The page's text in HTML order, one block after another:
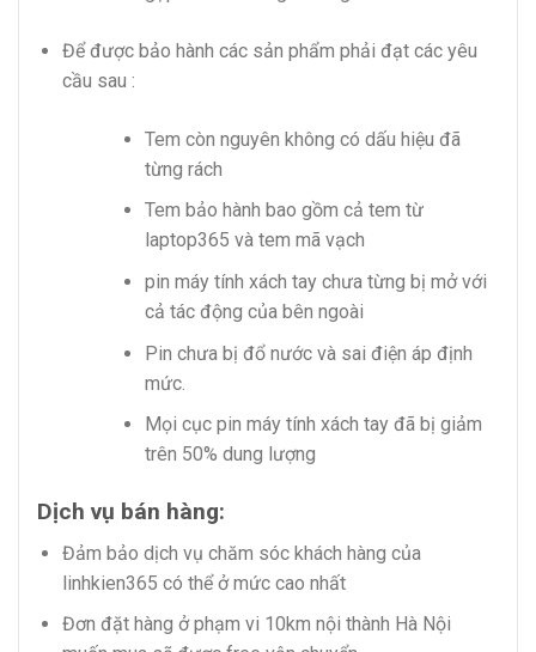
Để được bảo hành các sản phẩm phải đạt các yêu
cầu sau :
Tem còn nguyên không có dấu hiệu đã
từng rách
Tem bảo hành bao gồm cả tem từ
laptop365 và tem mã vạch
pin máy tính xách tay chưa từng bị mở với
cả tác động của bên ngoài
Pin chưa bị đổ nước và sai điện áp định
mức.
Mọi cục pin máy tính xách tay đã bị giảm
trên 50% dung lượng
Dịch vụ bán hàng:
Đảm bảo dịch vụ chăm sóc khách hàng của
linhkien365 có thể ở mức cao nhất
Đơn đặt hàng ở phạm vi 10km nội thành Hà Nội